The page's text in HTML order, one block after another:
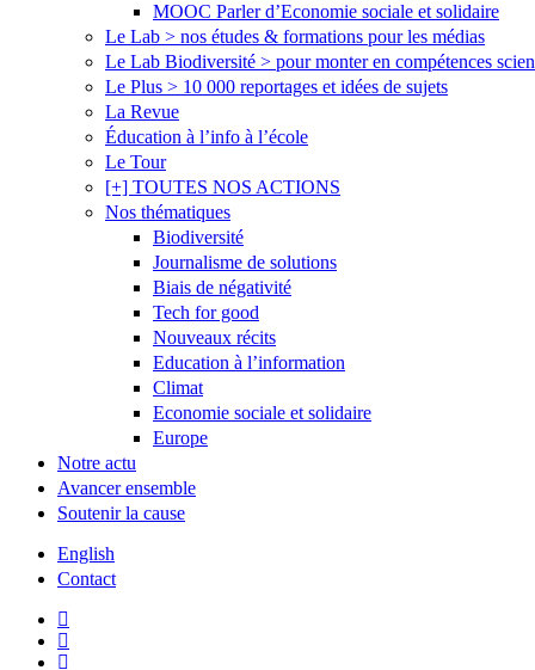
MOOC Parler d’Economie sociale et solidaire
Le Lab > nos études & formations pour les médias
Le Lab Biodiversité > pour monter en compétences
Le Plus > 10 000 reportages et idées de sujets
La Revue
Éducation à l’info à l’école
Le Tour
[+] TOUTES NOS ACTIONS
Nos thématiques
Biodiversité
Journalisme de solutions
Biais de négativité
Tech for good
Nouveaux récits
Education à l’information
Climat
Economie sociale et solidaire
Europe
Notre actu
Avancer ensemble
Soutenir la cause
English
Contact
twitter
facebook
linkedin